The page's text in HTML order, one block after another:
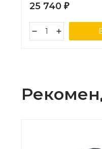
25 740 ₽